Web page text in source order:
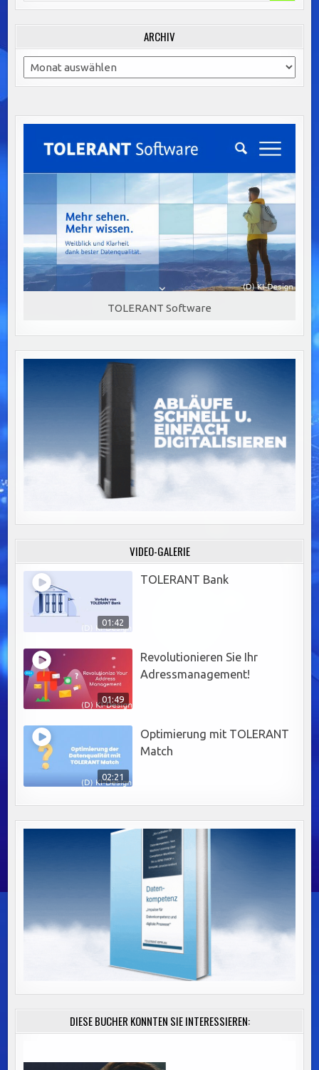
ARCHIV
Archiv
TOLERANT Software
VIDEO-GALERIE
01:42
TOLERANT Bank
01:49
Revolutionieren Sie Ihr
Adressmanagement!
02:21
Optimierung mit TOLERANT
Match
DIESE BÜCHER KÖNNTEN SIE INTERESSIEREN: